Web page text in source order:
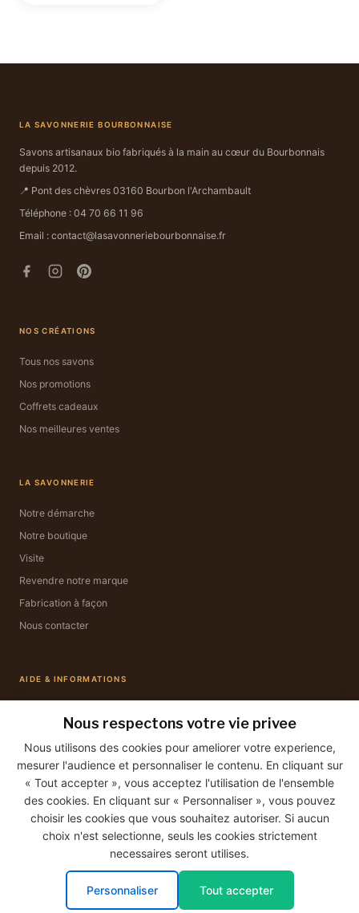
LA SAVONNERIE BOURBONNAISE
Savons artisanaux bio fabriqués à la main au cœur du Bourbonnais
depuis 2012.
📍 Pont des chèvres 03160 Bourbon l'Archambault
Téléphone : 04 70 66 11 96
Email : contact@lasavonneriebourbonnaise.fr
NOS CRÉATIONS
Tous nos savons
Nos promotions
Coffrets cadeaux
Nos meilleures ventes
LA SAVONNERIE
Notre démarche
Notre boutique
Visite
Revendre notre marque
Fabrication à façon
Nous contacter
AIDE & INFORMATIONS
Mes commandes
Livraison & retours
Mentions légales
Conditions générales de vente
CB Visa Mastercard PayPal
Nous respectons votre vie privee
Nous utilisons des cookies pour ameliorer votre experience,
mesurer l'audience et personnaliser le contenu. En cliquant sur
« Tout accepter », vous acceptez l'utilisation de l'ensemble
des cookies. En cliquant sur « Personnaliser », vous pouvez
choisir les cookies que vous souhaitez autoriser. Si aucun
choix n'est selectionne, seuls les cookies strictement
necessaires seront utilises.
Personnaliser Tout accepter